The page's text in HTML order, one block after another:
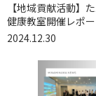
【地域貢献活動】
健康教室開催レポー
2024.12.30